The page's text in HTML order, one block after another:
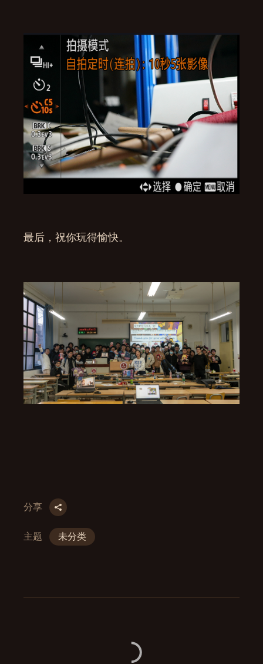
最后，祝你玩得愉快。
分享
主题 未分类